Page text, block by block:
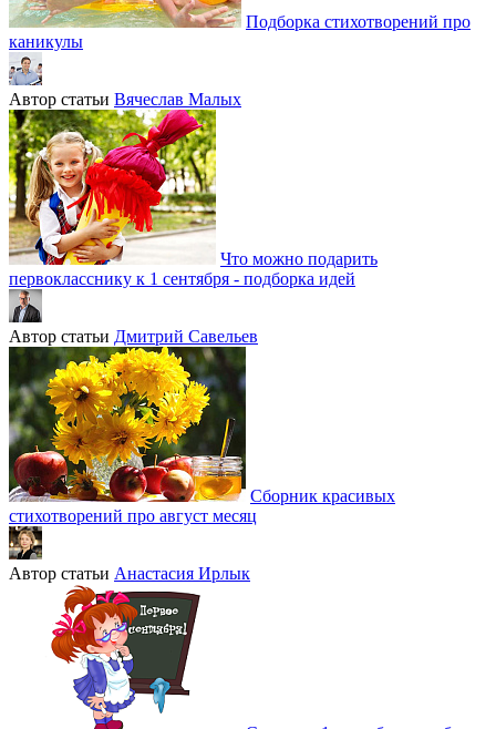
Подборка стихотворений про
каникулы
Автор статьи Вячеслав Малых
Что можно подарить
первокласснику к 1 сентября - подборка идей
Автор статьи Дмитрий Савельев
Сборник красивых
стихотворений про август месяц
Автор статьи Анастасия Ирлык